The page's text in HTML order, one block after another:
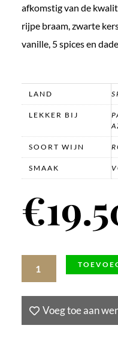
afkomstig van de
rijpe braam, zwarte
vanille, 5 spices en
LAND
LEKKER BIJ
SOORT WIJN
SMAAK
€
Rioja,
Puente
Voeg toe aan